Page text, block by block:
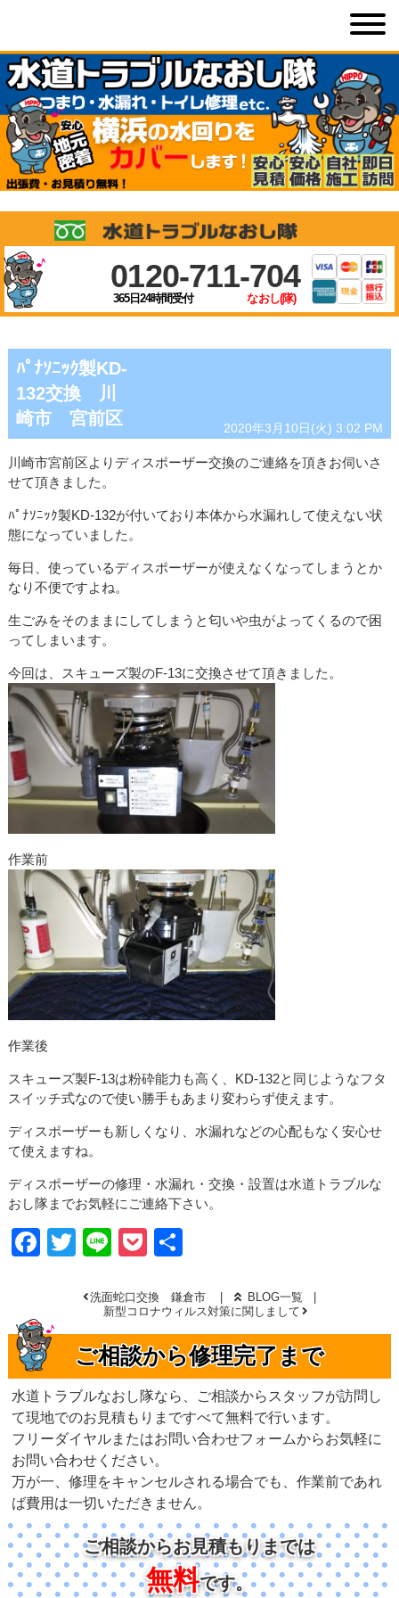
0120-711-704
なおし(隊)
365日24時間受付
ﾊﾟﾅｿﾆｯｸ製KD-
132交換 川
崎市 宮前区
2020年3月10日(火) 3:02 PM
川崎市宮前区よりディスポーザー交換のご連絡を頂きお伺いさ
せて頂きました。
ﾊﾟﾅｿﾆｯｸ製KD-132が付いており本体から水漏れして使えない状
態になっていました。
毎日、使っているディスポーザーが使えなくなってしまうとか
なり不便ですよね。
生ごみをそのままにしてしまうと匂いや虫がよってくるので困
ってしまいます。
今回は、スキューズ製のF-13に交換させて頂きました。
作業前
作業後
スキューズ製F-13は粉砕能力も高く、KD-132と同じようなフタ
スイッチ式なので使い勝手もあまり変わらず使えます。
ディスポーザーも新しくなり、水漏れなどの心配もなく安心せ
て使えますね。
ディスポーザーの修理・水漏れ・交換・設置は水道トラブルな
おし隊までお気軽にご連絡下さい。
Facebook
Twitter
LinePocket
洗面蛇口交換 鎌倉市
BLOG一覧
新型コロナウィルス対策に関しまして
ご相談から修理完了まで
水道トラブルなおし隊なら、ご相談からスタッフが訪問し
て現地でのお見積もりまですべて無料で行います。
フリーダイヤルまたはお問い合わせフォームからお気軽に
お問い合わせください。
万が一、修理をキャンセルされる場合でも、作業前であれ
ば費用は一切いただきません。
ご相談からお見積もりまでは
無料です。